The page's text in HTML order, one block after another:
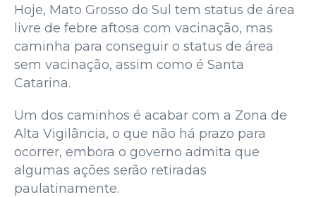
Hoje, Mato Grosso do Sul tem status de área
livre de febre aftosa com vacinação, mas
caminha para conseguir o status de área
sem vacinação, assim como é Santa
Catarina.
Um dos caminhos é acabar com a Zona de
Alta Vigilância, o que não há prazo para
ocorrer, embora o governo admita que
algumas ações serão retiradas
paulatinamente.